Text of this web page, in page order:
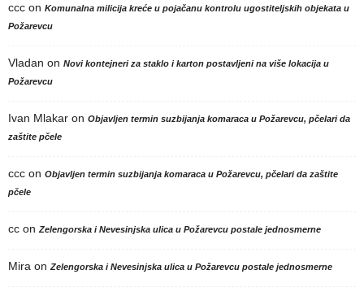
ccc on Komunalna milicija kreće u pojačanu kontrolu ugostiteljskih objekata u
Požarevcu
Vladan on Novi kontejneri za staklo i karton postavljeni na više lokacija u
Požarevcu
Ivan Mlakar on Objavljen termin suzbijanja komaraca u Požarevcu, pčelari da
zaštite pčele
ccc on Objavljen termin suzbijanja komaraca u Požarevcu, pčelari da zaštite
pčele
cc on Zelengorska i Nevesinjska ulica u Požarevcu postale jednosmerne
Mira on Zelengorska i Nevesinjska ulica u Požarevcu postale jednosmerne